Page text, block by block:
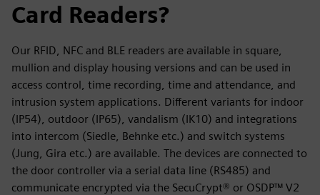
Card Readers?
Our RFID, NFC and BLE readers are available in square,
mullion and display housing versions and can be used in
access control, time recording, time and attendance, and
intrusion system applications. Different variants for indoor
(IP54), outdoor (IP65), vandalism (IK10) and integrations
into intercom (Siedle, Behnke etc.) and switch systems
(Jung, Gira etc.) are available. The devices are connected to
the door controller via a serial data line (RS485) and
communicate encrypted via the SecuCrypt® or OSDP™ V2